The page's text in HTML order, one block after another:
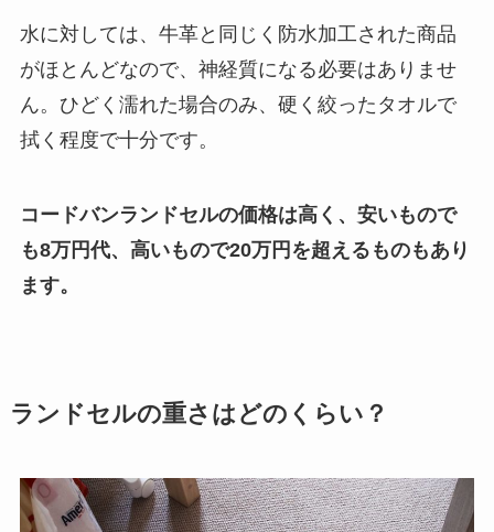
水に対しては、牛革と同じく防水加工された商品
がほとんどなので、神経質になる必要はありませ
ん。ひどく濡れた場合のみ、硬く絞ったタオルで
拭く程度で十分です。
コードバンランドセルの価格は高く、安いもので
も8万円代、高いもので20万円を超えるものもあり
ます。
ランドセルの重さはどのくらい？